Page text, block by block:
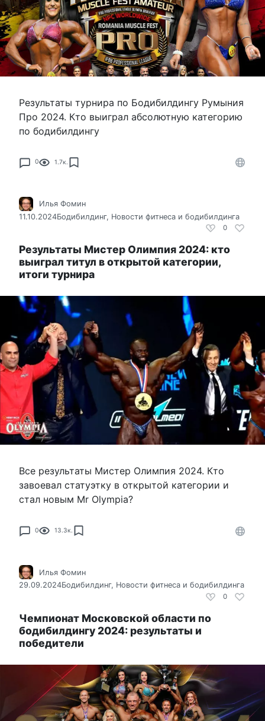
Результаты турнира по Бодибилдингу Румыния
Про 2024. Кто выиграл абсолютную категорию
по бодибилдингу
0 1.7к.
0
Илья Фомин
11.10.2024Бодибилдинг, Новости фитнеса и бодибилдинга
Результаты Мистер Олимпия 2024: кто
выиграл титул в открытой категории,
итоги турнира
Все результаты Мистер Олимпия 2024. Кто
завоевал статуэтку в открытой категории и
стал новым Mr Olympia?
0 13.3к.
0
Илья Фомин
29.09.2024Бодибилдинг, Новости фитнеса и бодибилдинга
Чемпионат Московской области по
бодибилдингу 2024: результаты и
победители